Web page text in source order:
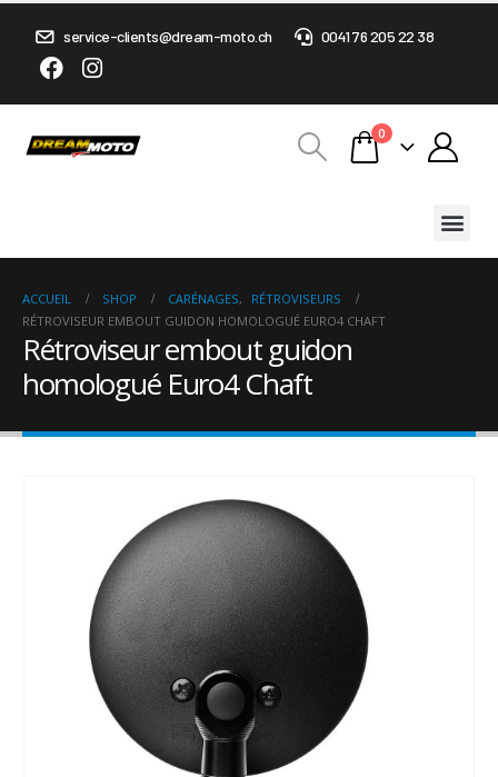
service-clients@dream-moto.ch 0041 76 205 22 38
0
ACCUEIL SHOP CARÉNAGES,
RÉTROVISEURS
RÉTROVISEUR EMBOUT GUIDON HOMOLOGUÉ EURO4 CHAFT
Rétroviseur embout guidon
homologué Euro4 Chaft